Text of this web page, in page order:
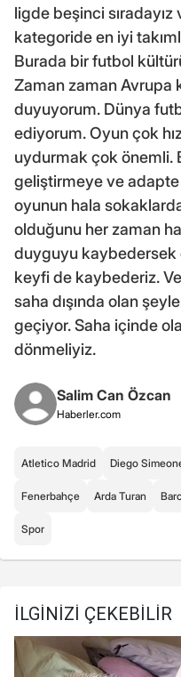
ligde beşinci
kategoride en iyi
Burada bir futbol
Zaman zaman Avrupa
duyuyorum. Dünya
ediyorum. Oyun çok
uydurmak çok önemli.
geliştirmeye ve adapte
oyunun hala
olduğunu her zaman
duyguyu kaybedersek
keyfi de kaybederiz.
saha dışında olan
geçiyor. Saha içinde
dönmeliyiz.
Salim Can Özcan
Haberler.com
Atletico Madrid Diego
Fenerbahçe Arda Turan
Spor